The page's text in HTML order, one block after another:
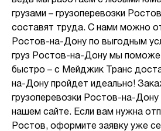
грузами – грузоперевозки
составят труда. С нами можно
Ростов-на-Дону по выгодным
груз Ростов-на-Дону мы
быстро – с Мейджик Транс
на-Дону пройдет идеально!
грузоперевозки Ростов-на-Дону
нашем сайте. Если вам нужна
Ростов, оформите заявку уже